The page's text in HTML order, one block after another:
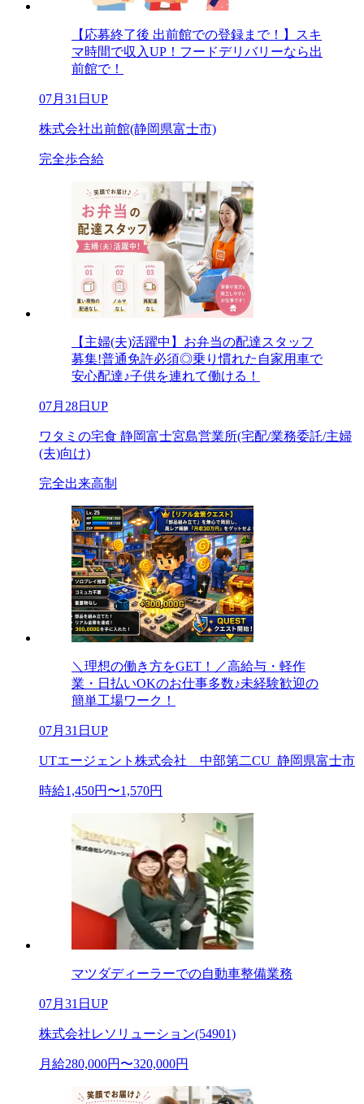
【応募終了後 出前館での登録まで！】スキ
マ時間で収入UP！フードデリバリーなら出
前館で！
07月31日UP
株式会社出前館(静岡県富士市)
完全歩合給
【主婦(夫)活躍中】お弁当の配達スタッフ
募集!普通免許必須◎乗り慣れた自家用車で
安心配達♪子供を連れて働ける！
07月28日UP
ワタミの宅食 静岡富士宮島営業所(宅配/業務委託/主婦
(夫)向け)
完全出来高制
＼理想の働き方をGET！／高給与・軽作
業・日払いOKのお仕事多数♪未経験歓迎の
簡単工場ワーク！
07月31日UP
UTエージェント株式会社 中部第二CU_静岡県富士市
時給1,450円〜1,570円
マツダディーラーでの自動車整備業務
07月31日UP
株式会社レソリューション(54901)
月給280,000円〜320,000円